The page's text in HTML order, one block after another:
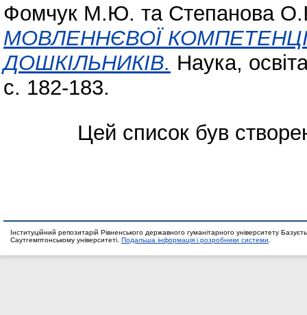
Фомчук М.Ю. та Степанова
МОВЛЕННЄВОЇ
ДОШКІЛЬНИКІВ. Наука,
с. 182-183.
Цей список був
Інституційний репозитарій Рівненського державного гуманітарного університету
Саутгемптонському університеті. Подальша інформація і розробники системи